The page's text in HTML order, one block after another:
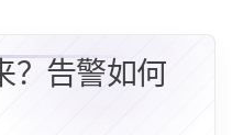
？告警如何